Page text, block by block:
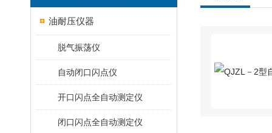
油耐压仪器
脱气振荡仪
自动闭口闪点仪
开口闪点全自动测定仪
闭口闪点全自动测定仪